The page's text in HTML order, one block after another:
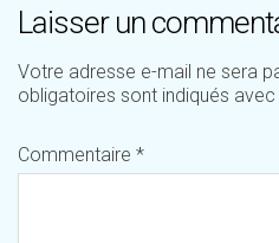
Laisser un
Votre adresse e-mail ne sera
obligatoires sont indiqués avec
Commentaire *